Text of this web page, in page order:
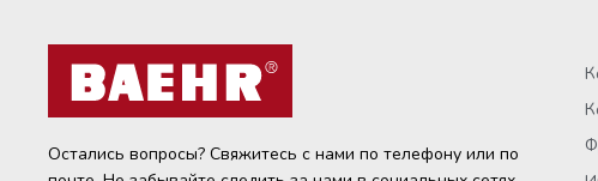
Остались вопросы? Свяжитесь с нами по телефону или по